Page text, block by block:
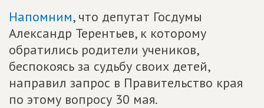
Напомним, что депутат Госдумы
Александр Терентьев, к которому
обратились родители учеников,
беспокоясь за судьбу своих детей,
направил запрос в Правительство края
по этому вопросу 30 мая.